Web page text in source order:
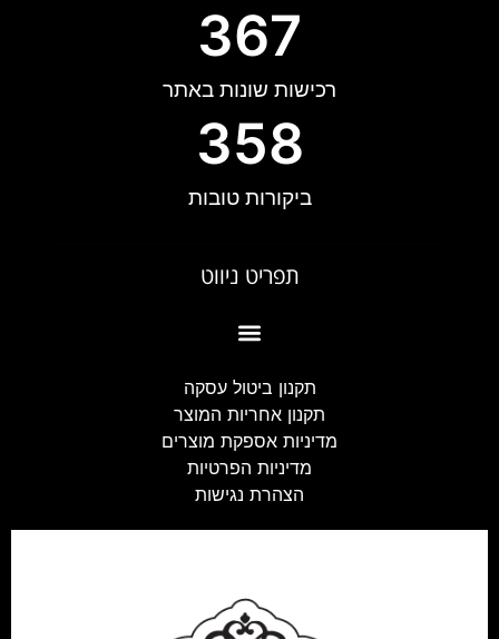
רכישות שונות באתר
367
ביקורות טובות
358
תפריט ניווט
תקנון ביטול עסקה
תקנון אחריות המוצר
מדיניות אספקת מוצרים
מדיניות הפרטיות
הצהרת נגישות